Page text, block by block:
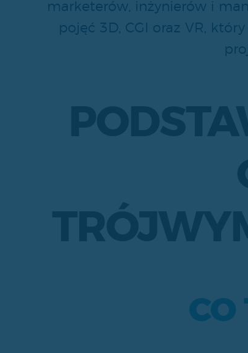
marketerów, inżynierów i
pojęć 3D, CGI oraz VR,
CO